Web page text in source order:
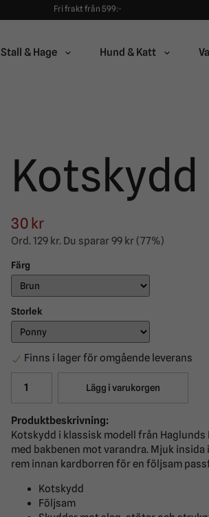
90 dagars öppet köp!
90 dagars öppet köp!
Stall & Hage Hund & Katt
30 kr
Ord.129 kr. Du sparar99 kr(77%)
Färg
Storlek
Finns i lager för omgående leverans
Lägg i varukorgen
Produktbeskrivning:
Kotskydd i klassisk modell från
med bakbenen mot varandra. Mjuk
rem innan kardborren för en följsam
Kotskydd
Följsam